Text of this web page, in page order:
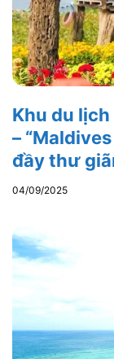
Khu du
–
đầy thư
04/09/2025